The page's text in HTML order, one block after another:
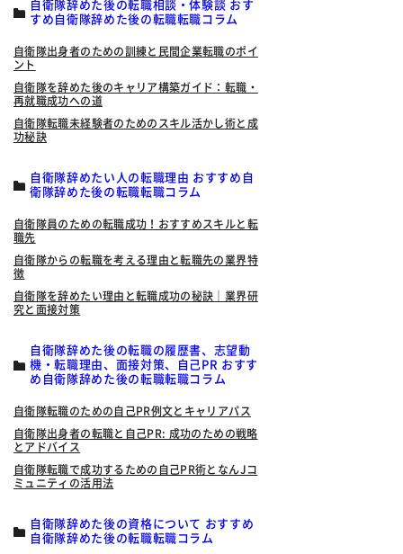
自衛隊辞めた後の転職相談・体験談 おす
すめ自衛隊辞めた後の転職転職コラム
自衛隊出身者のための訓練と民間企業転職のポイ
ント
自衛隊を辞めた後のキャリア構築ガイド：転職・
再就職成功への道
自衛隊転職未経験者のためのスキル活かし術と成
功秘訣
自衛隊辞めたい人の転職理由 おすすめ自
衛隊辞めた後の転職転職コラム
自衛隊員のための転職成功！おすすめスキルと転
職先
自衛隊からの転職を考える理由と転職先の業界特
徴
自衛隊を辞めたい理由と転職成功の秘訣｜業界研
究と面接対策
自衛隊辞めた後の転職の履歴書、志望動
機・転職理由、面接対策、自己PR おすす
め自衛隊辞めた後の転職転職コラム
自衛隊転職のための自己PR例文とキャリアパス
自衛隊出身者の転職と自己PR: 成功のための戦略
とアドバイス
自衛隊転職で成功するための自己PR術となんJコ
ミュニティの活用法
自衛隊辞めた後の資格について おすすめ
自衛隊辞めた後の転職転職コラム